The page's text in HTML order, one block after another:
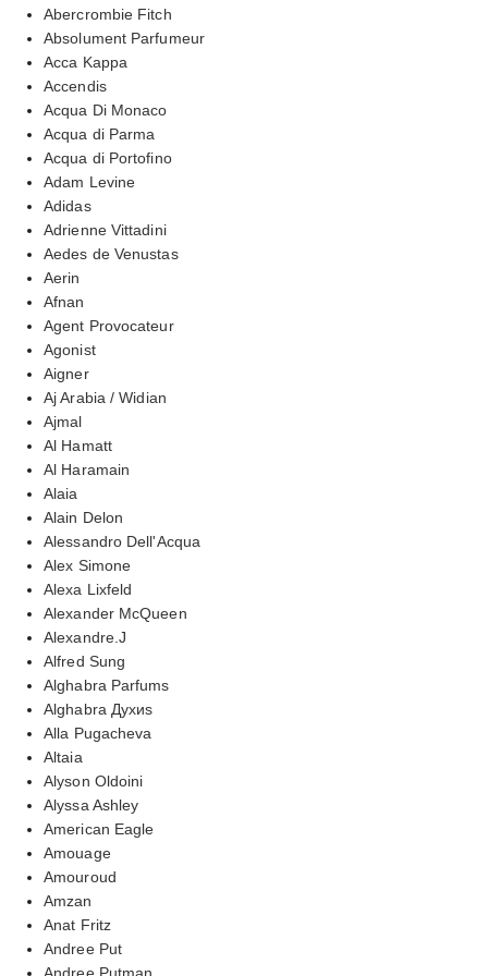
Abercrombie Fitch
Absolument Parfumeur
Acca Kappa
Accendis
Acqua Di Monaco
Acqua di Parma
Acqua di Portofino
Adam Levine
Adidas
Adrienne Vittadini
Aedes de Venustas
Aerin
Afnan
Agent Provocateur
Agonist
Aigner
Aj Arabia / Widian
Ajmal
Al Hamatt
Al Haramain
Alaia
Alain Delon
Alessandro Dell'Acqua
Alex Simone
Alexa Lixfeld
Alexander McQueen
Alexandre.J
Alfred Sung
Alghabra Parfums
Alghabra Духиs
Alla Pugacheva
Altaia
Alyson Oldoini
Alyssa Ashley
American Eagle
Amouage
Amouroud
Amzan
Anat Fritz
Andree Put